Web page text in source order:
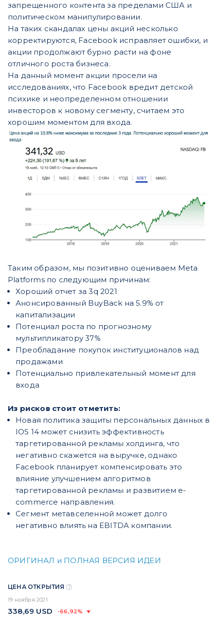
запрещенного контента за пределами США и
политическом манипулировании.
На таких скандалах цены акций несколько
корректируются, Facebook исправляет ошибки, и
акции продолжают бурно расти на фоне
отличного роста бизнеса.
На данный момент акции просели на
исследованиях, что Facebook вредит детской
психике и неопределенном отношении
инвесторов к новому сегменту, считаем это
хорошим моментом для входа.
Таким образом, мы позитивно оцениваем Meta
Platforms по следующим причинам:
Хороший отчет за 3q 2021
Анонсированный BuyBack на 5.9% от
капитализации
Потенциал роста по прогнозному
мультипликатору 37%
Преобладание покупок институционалов над
продажами
Потенциально привлекательный момент для
входа
Из рисков стоит отметить:
Новая политика защиты персональных данных в
IOS 14 может снизить эффективность
таргетированной рекламы холдинга, что
негативно скажется на выручке, однако
Facebook планирует компенсировать это
влияние улучшением алгоритмов
таргетированной рекламы и развитием e-
commerce направления.
Сегмент метавселенной может долго
негативно влиять на EBITDA компании.
ОРИГИНАЛ и ПОЛНАЯ ВЕРСИЯ ИДЕИ
ЦЕНА ОТКРЫТИЯ
19 ноября 2021
338,69 USD -66,92%